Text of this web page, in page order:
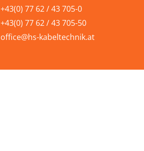
+43(0) 77 62 / 43 705-0
+43(0) 77 62 / 43 705-50
office@hs-kabeltechnik.at